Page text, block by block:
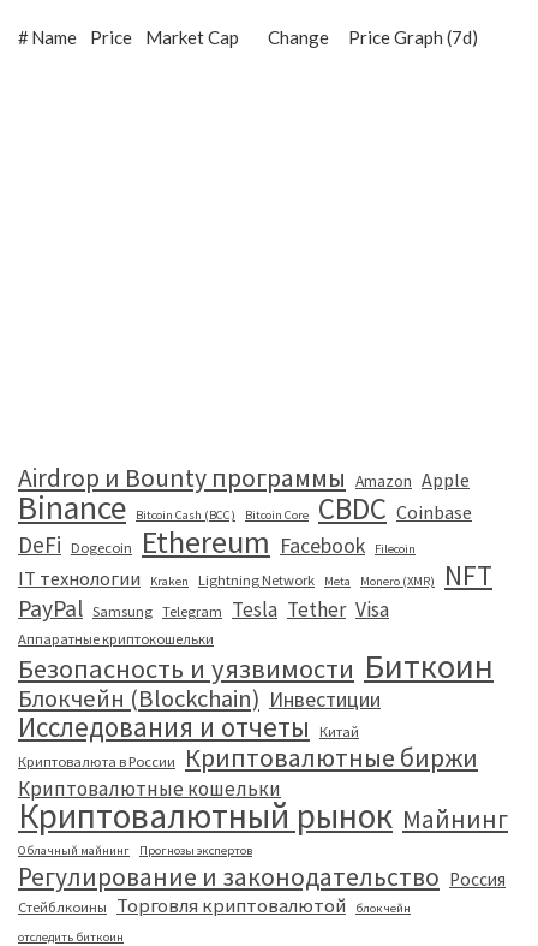
#Name Price Market Cap Change Price Graph (7d)
Airdrop и Bounty программы Amazon Apple
Binance Bitcoin Cash (BCC) Bitcoin Core CBDC Coinbase
DeFi Dogecoin Ethereum Facebook Filecoin
IT технологии Kraken Lightning Network Meta Monero (XMR) NFT
PayPal Samsung Telegram Tesla Tether Visa
Аппаратные криптокошельки
Безопасность и уязвимости Биткоин
Блокчейн (Blockchain) Инвестиции
Исследования и отчеты
Китай
Криптовалюта в России
Криптовалютные биржи
Криптовалютные кошельки
Криптовалютный рынок Майнинг
Облачный майнинг Прогнозы экспертов
Регулирование и законодательство Россия
Стейблкоины Торговля криптовалютой
блокчейн
отследить биткоин